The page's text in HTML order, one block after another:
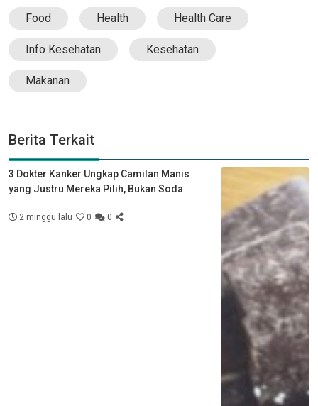
Food Health Health Care
Info Kesehatan Kesehatan
Makanan
Berita Terkait
3 Dokter Kanker Ungkap Camilan Manis
yang Justru Mereka Pilih, Bukan Soda
2 minggu lalu 0 0